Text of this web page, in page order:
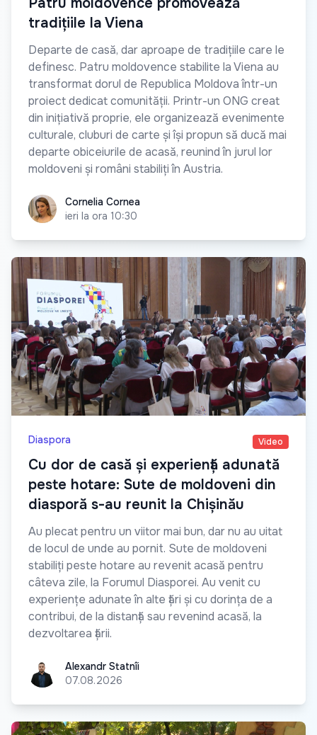
tradițiile la Viena
Departe de casă, dar aproape de tradițiile care le
definesc. Patru moldovence stabilite la Viena au
transformat dorul de Republica Moldova într-un
proiect dedicat comunității. Printr-un ONG creat
din inițiativă proprie, ele organizează evenimente
culturale, cluburi de carte și își propun să ducă mai
departe obiceiurile de acasă, reunind în jurul lor
moldoveni și români stabiliți în Austria.
Cornelia Cornea
Cornelia Cornea
ieri la ora 10:30
Diaspora Video
Cu dor de casă și experiență adunată
peste hotare: Sute de moldoveni din
diasporă s-au reunit la Chișinău
Au plecat pentru un viitor mai bun, dar nu au uitat
de locul de unde au pornit. Sute de moldoveni
stabiliți peste hotare au revenit acasă pentru
câteva zile, la Forumul Diasporei. Au venit cu
experiențe adunate în alte țări și cu dorința de a
contribui, de la distanță sau revenind acasă, la
dezvoltarea țării.
Alexandr Statnîi
Alexandr Statnîi
07.08.2026